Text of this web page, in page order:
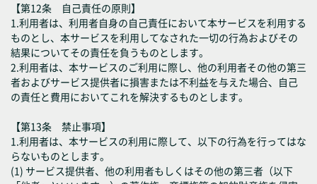
【第12条 自己責任の原則】
1.利用者は、利用者自身の自己責任において本サービスを利用する
ものとし、本サービスを利用してなされた一切の行為およびその
結果についてその責任を負うものとします。
2.利用者は、本サービスのご利用に際し、他の利用者その他の第三
者およびサービス提供者に損害または不利益を与えた場合、自己
の責任と費用においてこれを解決するものとします。
【第13条 禁止事項】
1.利用者は、本サービスの利用に際して、以下の行為を行ってはな
らないものとします。
(1) サービス提供者、他の利用者もしくはその他の第三者（以下